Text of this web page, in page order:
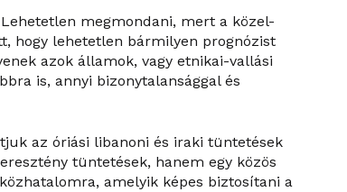
megmondani, mert a közel-
hogy lehetetlen bármilyen prognózist
azok államok, vagy etnikai-vallási
is, annyi bizonytalansággal és
az óriási libanoni és iraki tüntetések
tüntetések, hanem egy közös
amelyik képes biztosítani a